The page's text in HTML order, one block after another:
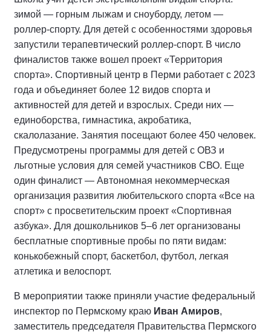
зимой — горным лыжам и сноуборду, летом —
роллер-спорту. Для детей с особенностями здоровья
запустили терапевтический роллер-спорт. В число
финалистов также вошел проект «Территория
спорта». Спортивный центр в Перми работает с 2023
года и объединяет более 12 видов спорта и
активностей для детей и взрослых. Среди них —
единоборства, гимнастика, акробатика,
скалолазание. Занятия посещают более 450 человек.
Предусмотрены программы для детей с ОВЗ и
льготные условия для семей участников СВО. Еще
один финалист — Автономная некоммерческая
организация развития любительского спорта «Все на
спорт» с просветительским проект «Спортивная
азбука». Для дошкольников 5–6 лет организованы
бесплатные спортивные пробы по пяти видам:
конькобежный спорт, баскетбол, футбол, легкая
атлетика и велоспорт.
В мероприятии также приняли участие федеральный
инспектор по Пермскому краю Иван Амиров,
заместитель председателя Правительства Пермского